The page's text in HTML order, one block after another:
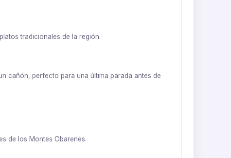
tradicionales de la región.
cañón, perfecto para una última parada antes de
de los Montes Obarenes.